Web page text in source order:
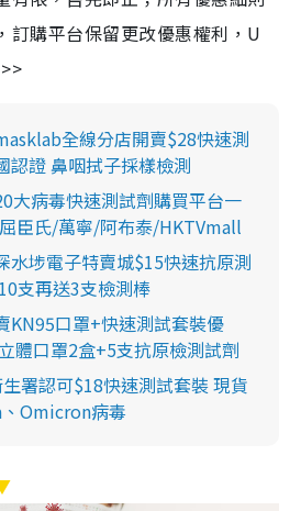
訂購平台保留更改優惠權利，U
全線分店開賣$28快速測
認證 鼻咽拭子採樣檢測
大病毒快速測試劑購買平台一
臣氏/萬寧/阿布泰/HKTVmall
水埗電子特賣城$15快速抗原測
支再送3支檢測棒
KN95口罩+快速測試套裝優
體口罩2盒+5支抗原檢測試劑
署認可$18快速測試套裝 現貨
Omicron病毒